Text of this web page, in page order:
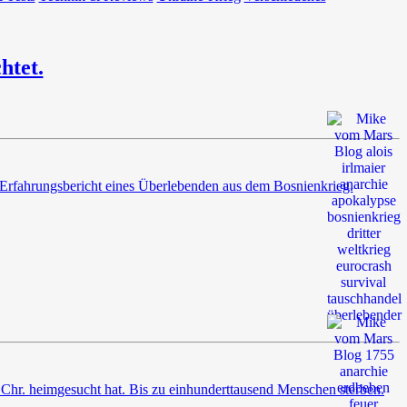
eines Überlebenden aus dem Bosnienkrieg.
heimgesucht hat. Bis zu einhunderttausend Menschen sterben.